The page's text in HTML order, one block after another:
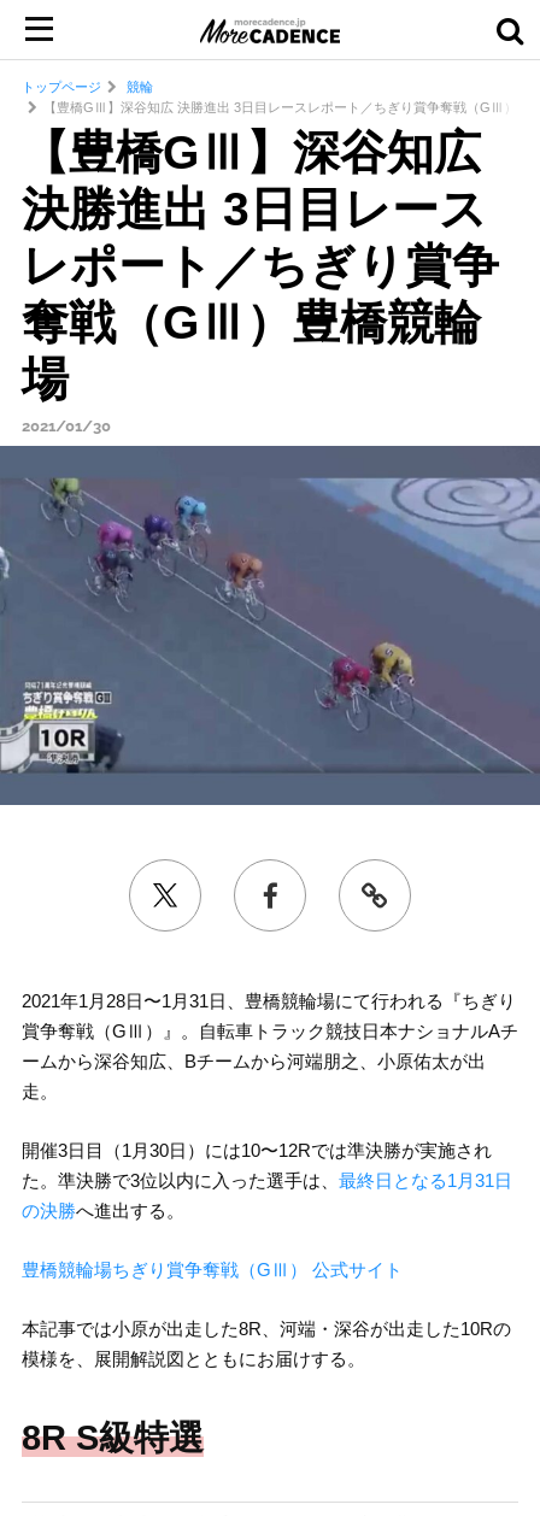
トップページ
競輪
【豊橋GⅢ】深谷知広 決勝進出 3日目レースレポート／ちぎり賞争奪戦（GⅢ）豊
【豊橋GⅢ】深谷知広
決勝進出 3日目レース
レポート／ちぎり賞争
奪戦（GⅢ）豊橋競輪
場
2021/01/30
2021年1月28日〜1月31日、豊橋競輪場にて行われる『ちぎり
賞争奪戦（GⅢ）』。自転車トラック競技日本ナショナルAチ
ームから深谷知広、Bチームから河端朋之、小原佑太が出
走。
開催3日目（1月30日）には10〜12Rでは準決勝が実施され
た。準決勝で3位以内に入った選手は、 最終日となる1月31日
の決勝へ進出する。
豊橋競輪場ちぎり賞争奪戦（GⅢ） 公式サイト
本記事では小原が出走した8R、河端・深谷が出走した10Rの
模様を、展開解説図とともにお届けする。
8R S級特選